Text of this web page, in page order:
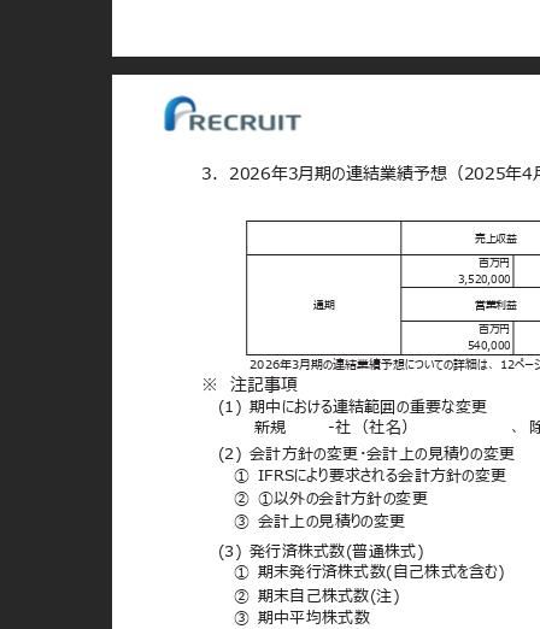
3．2026年3月期の連結業績予想（2025年
売上収益
百万円
3,520,000
通期
営業利益
百万円
540,000
2026年3月期の連結業績予想についての詳細は、 12ペー
※ 注記事項
(1) 期中における連結範囲の重要な変更
新規 -社 （社名）
、
(2) 会計方針の変更・会計上の見積りの変更
① IFRSにより要求される会計方針の変更
② ①以外の会計方針の変更
③ 会計上の見積りの変更
(3) 発行済株式数(普通株式)
① 期末発行済株式数(自己株式を含む)
② 期末自己株式数(注)
③ 期中平均株式数